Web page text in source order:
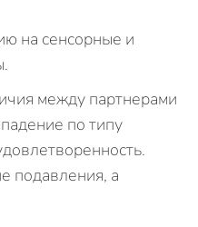
на сенсорные и
между партнерами
по типу
подавления, а